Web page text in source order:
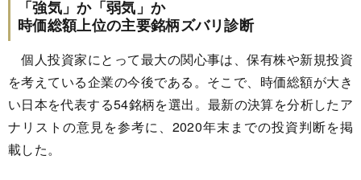
「強気」か「弱気」か
時価総額上位の主要銘柄ズバリ診断
個人投資家にとって最大の関心事は、保有株や新規投資
を考えている企業の今後である。そこで、時価総額が大き
い日本を代表する54銘柄を選出。最新の決算を分析したア
ナリストの意見を参考に、2020年末までの投資判断を掲
載した。